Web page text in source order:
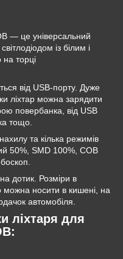
— це універсальний
із білим і
торці
від USB-порту. Дуже
ліхтар можна зарядити
повербанка, від USB
тощо.
та кілька режимів
50%, SMD 100%, COB
дотик. Розміри в
можна носити в кишені, на
автомобіля.
ліхтаря для